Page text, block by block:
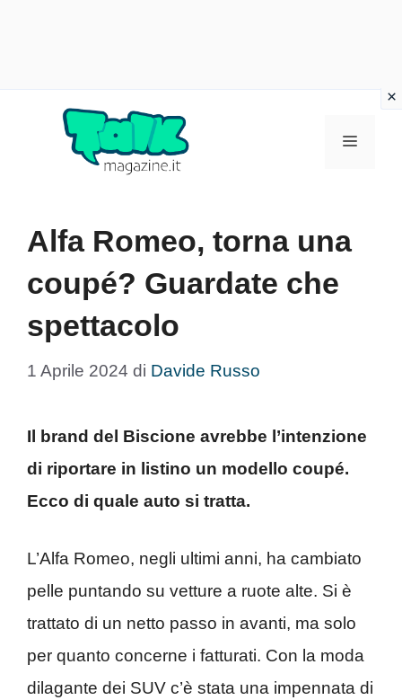
Menu
Alfa Romeo, torna una
coupé? Guardate che
spettacolo
1 Aprile 2024 di Davide Russo
Il brand del Biscione avrebbe l’intenzione
di riportare in listino un modello coupé.
Ecco di quale auto si tratta.
L’Alfa Romeo, negli ultimi anni, ha cambiato
pelle puntando su vetture a ruote alte. Si è
trattato di un netto passo in avanti, ma solo
per quanto concerne i fatturati. Con la moda
dilagante dei SUV c’è stata una impennata di